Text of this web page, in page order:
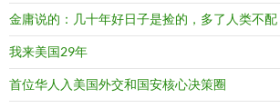
金庸说的：几十年好日子是捡的，多了人类不配
我来美国29年
首位华人入美国外交和国安核心决策圈